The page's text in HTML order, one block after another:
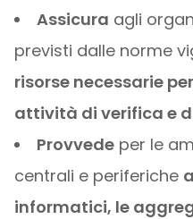
Assicura agli
previsti dalle norme
risorse necessarie
attività di verifica e
Provvedeper le
centrali e periferiche
informatici, le